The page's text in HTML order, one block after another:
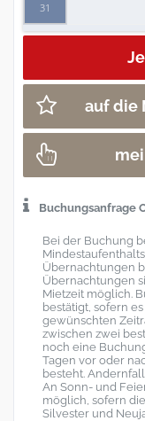
31
auf die
Buchungsanfrage
Bei der Buchung
Übernachtungen
Übernachtungen
Mietzeit möglich.
bestätigt, sofern
gewünschten
zwischen zwei
noch eine
Tagen vor oder
besteht.
An Sonn- und
möglich, sofern
Silvester und